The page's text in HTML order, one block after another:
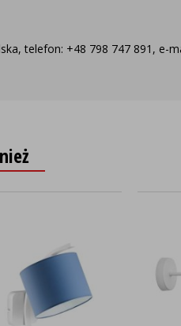
telefon: +48 798 747 891, e-